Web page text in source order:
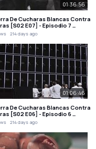
01:36:56
De Cucharas Blancas Contra
[S02 E07] - Episodio 7 …
214 days ago
01:06:46
De Cucharas Blancas Contra
[S02 E06] - Episodio 6 …
214 days ago